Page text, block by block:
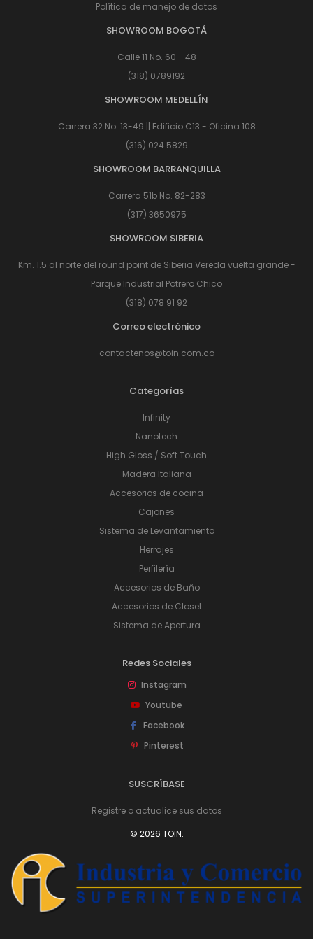
Política de manejo de datos
SHOWROOM BOGOTÁ
Calle 11 No. 60 - 48
(318) 0789192
SHOWROOM MEDELLÍN
Carrera 32 No. 13-49 || Edificio C13 - Oficina 108
(316) 024 5829
SHOWROOM BARRANQUILLA
Carrera 51b No. 82-283
(317) 3650975
SHOWROOM SIBERIA
Km. 1.5 al norte del round point de Siberia Vereda vuelta grande -
Parque Industrial Potrero Chico
(318) 078 91 92
Correo electrónico
contactenos@toin.com.co
Categorías
Infinity
Nanotech
High Gloss / Soft Touch
Madera Italiana
Accesorios de cocina
Cajones
Sistema de Levantamiento
Herrajes
Perfilería
Accesorios de Baño
Accesorios de Closet
Sistema de Apertura
Redes Sociales
Instagram
Youtube
Facebook
Pinterest
SUSCRÍBASE
Registre o actualice sus datos
© 2026 TOIN.